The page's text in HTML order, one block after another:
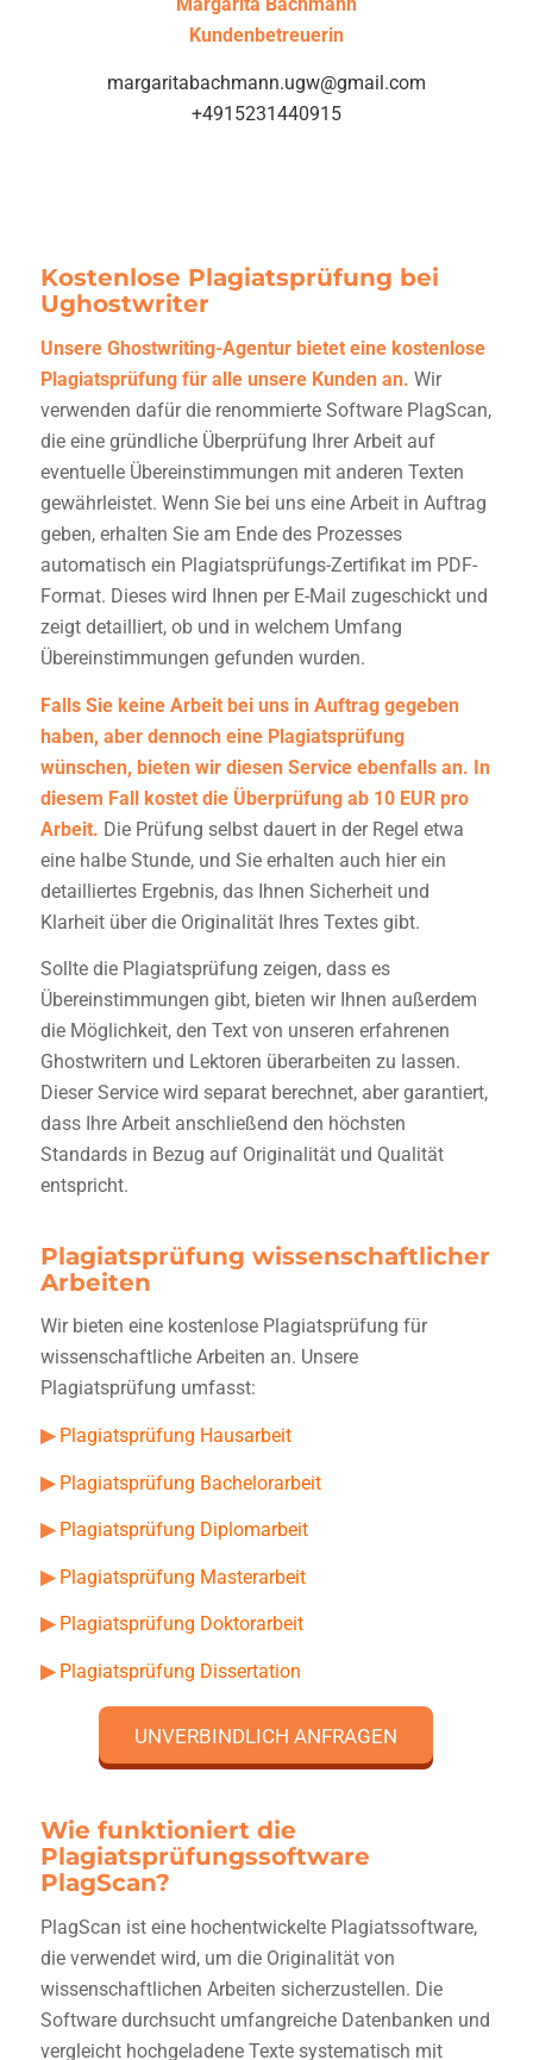
Kundenbetreuerin
margaritabachmann.ugw@gmail.com
+4915231440915
Kostenlose Plagiatsprüfung bei
Ughostwriter
Unsere Ghostwriting-Agentur bietet eine kostenlose
Plagiatsprüfungfür alle unsere Kunden an. Wir
verwenden dafür die renommierte Software PlagScan,
die eine gründliche Überprüfung Ihrer Arbeit auf
eventuelle Übereinstimmungen mit anderen Texten
gewährleistet. Wenn Sie bei uns eine Arbeit in Auftrag
geben, erhalten Sie am Ende des Prozesses
automatisch ein Plagiatsprüfungs-Zertifikat im PDF-
Format. Dieses wird Ihnen per E-Mail zugeschickt und
zeigt detailliert, ob und in welchem Umfang
Übereinstimmungen gefunden wurden.
Falls Sie keine Arbeit bei uns in Auftrag gegeben
haben, aber dennoch eine Plagiatsprüfung
wünschen, bieten wir diesen Service ebenfalls an. In
diesem Fall kostet die Überprüfung ab 10 EUR pro
Arbeit. Die Prüfung selbst dauert in der Regel etwa
eine halbe Stunde, und Sie erhalten auch hier ein
detailliertes Ergebnis, das Ihnen Sicherheit und
Klarheit über die Originalität Ihres Textes gibt.
Sollte die Plagiatsprüfung zeigen, dass es
Übereinstimmungen gibt, bieten wir Ihnen außerdem
die Möglichkeit, den Text von unseren erfahrenen
Ghostwritern und Lektoren überarbeiten zu lassen.
Dieser Service wird separat berechnet, aber garantiert,
dass Ihre Arbeit anschließend den höchsten
Standards in Bezug auf Originalität und Qualität
entspricht.
Plagiatsprüfung wissenschaftlicher
Arbeiten
Wir bieten eine kostenlose Plagiatsprüfung für
wissenschaftliche Arbeiten an. Unsere
Plagiatsprüfung umfasst:
▶ Plagiatsprüfung Hausarbeit
▶ Plagiatsprüfung Bachelorarbeit
▶ Plagiatsprüfung Diplomarbeit
▶ Plagiatsprüfung Masterarbeit
▶ Plagiatsprüfung Doktorarbeit
▶ Plagiatsprüfung Dissertation
UNVERBINDLICH ANFRAGEN
Wie funktioniert die
Plagiatsprüfungssoftware
PlagScan?
PlagScan ist eine hochentwickelte Plagiatssoftware,
die verwendet wird, um die Originalität von
wissenschaftlichen Arbeiten sicherzustellen. Die
Software durchsucht umfangreiche Datenbanken und
vergleicht hochgeladene Texte systematisch mit